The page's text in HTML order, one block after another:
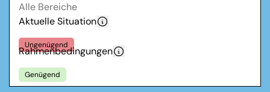
Français
Alle Bereiche
Aktuelle Situation
Ungenügend
Rahmenbedingungen
Genügend